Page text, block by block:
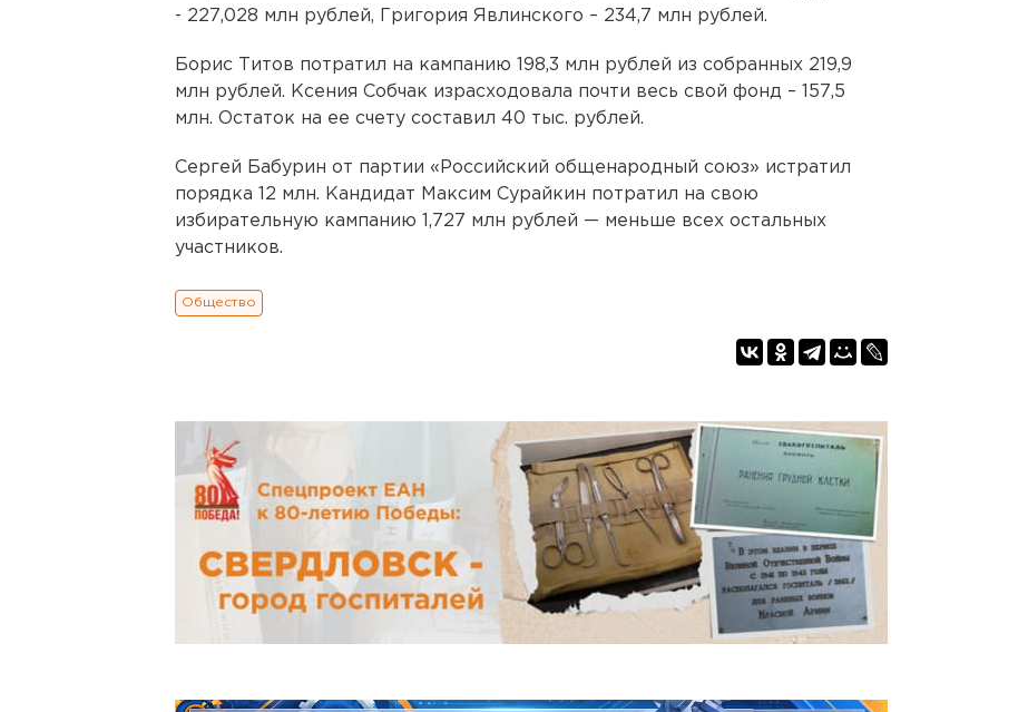
- 227,028 млн рублей, Григория Явлинского – 234,7 млн рублей.
Борис Титов потратил на кампанию 198,3 млн рублей из собранных 219,9
млн рублей. Ксения Собчак израсходовала почти весь свой фонд – 157,5
млн. Остаток на ее счету составил 40 тыс. рублей.
Сергей Бабурин от партии «Российский общенародный союз» истратил
порядка 12 млн. Кандидат Максим Сурайкин потратил на свою
избирательную кампанию 1,727 млн рублей — меньше всех остальных
участников.
Общество